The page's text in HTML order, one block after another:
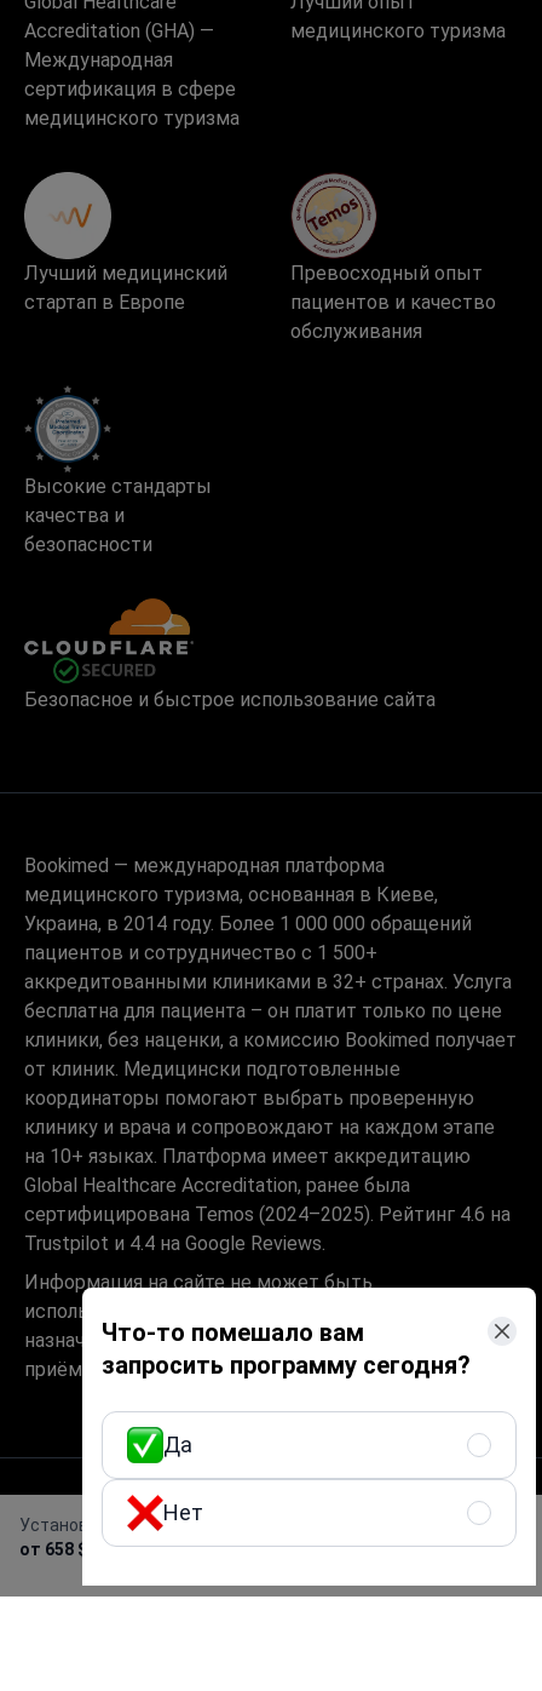
от 658 $
бесплатно
Что-то помешало вам
запросить программу сегодня?
Да
Нет
Accreditation (GHA) —
Международная
сертификация в сфере
медицинского туризма
медицинского туризма
Лучший медицинский
стартап в Европе
Превосходный опыт
пациентов и качество
обслуживания
Высокие стандарты
качества и
безопасности
Безопасное и быстрое использование сайта
Bookimed — международная платформа
медицинского туризма, основанная в Киеве,
Украина, в 2014 году. Более 1 000 000 обращений
пациентов и сотрудничество с 1 500+
аккредитованными клиниками в 32+ странах. Услуга
бесплатна для пациента – он платит только по цене
клиники, без наценки, а комиссию Bookimed получает
от клиник. Медицински подготовленные
координаторы помогают выбрать проверенную
клинику и врача и сопровождают на каждом этапе
на 10+ языках. Платформа имеет аккредитацию
Global Healthcare Accreditation, ранее была
сертифицирована Temos (2024–2025). Рейтинг 4.6 на
Trustpilot и 4.4 на Google Reviews.
Информация на сайте не может быть
использована для постановки диагноза,
назначения лечения и не заменяет
приём врача.
© 2014-2026 Bookimed. Все права защищены.
Регистрация Bookimed Limited No. 2371039